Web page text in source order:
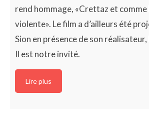
rend hommage, «Crettaz et comme
violente». Le film a d’ailleurs été
Sion en présence de son
Il est notre invité.
Lire plus